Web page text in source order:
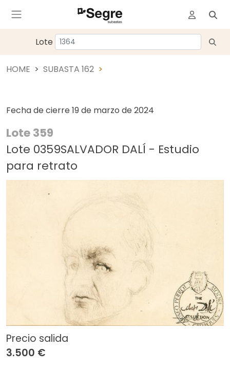
Lote
HOME SUBASTA 162
Fecha de cierre 19 de marzo de 2024
Lote 359
Lote 0359SALVADOR DALÍ - Estudio
para retrato
Precio salida
3.500 €